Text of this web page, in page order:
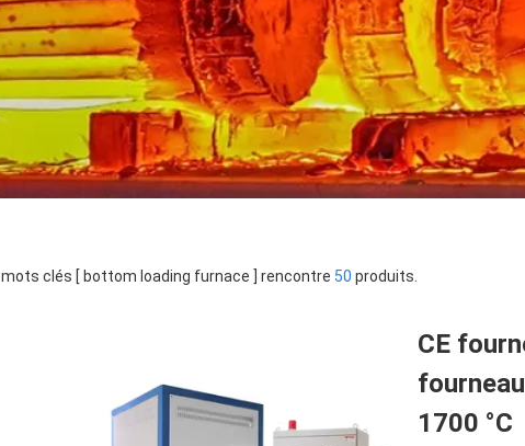
mots clés [ bottom loading furnace ] rencontre 50 produits.
CE
1700 °C